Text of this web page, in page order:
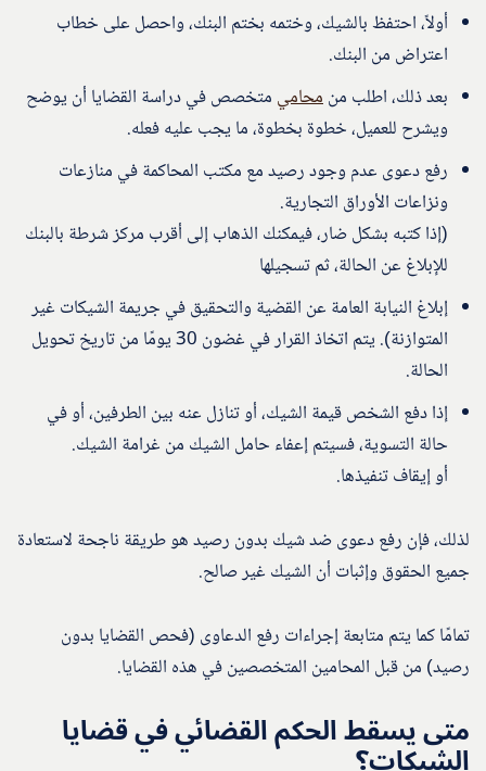
أولاً، احتفظ بالشيك، وختمه بختم البنك، واحصل على خطاب
اعتراض من البنك.
بعد ذلك، اطلب منمحامي متخصص في دراسة القضايا أن يوضح
ويشرح للعميل، خطوة بخطوة، ما يجب عليه فعله.
رفع دعوى عدم وجود رصيد مع مكتب المحاكمة في منازعات
ونزاعات الأوراق التجارية.
(إذا كتبه بشكل ضار، فيمكنك الذهاب إلى أقرب مركز شرطة بالبنك
للإبلاغ عن الحالة، ثم تسجيلها
إبلاغ النيابة العامة عن القضية والتحقيق في جريمة الشيكات غير
المتوازنة). يتم اتخاذ القرار في غضون 30 يومًا من تاريخ تحويل
الحالة.
إذا دفع الشخص قيمة الشيك، أو تنازل عنه بين الطرفين، أو في
حالة التسوية، فسيتم إعفاء حامل الشيك من غرامة الشيك.
أو إيقاف تنفيذها.
لذلك، فإن رفع دعوى ضد شيك بدون رصيد هو طريقة ناجحة لاستعادة
جميع الحقوق وإثبات أن الشيك غير صالح.
تمامًا كما يتم متابعة إجراءات رفع الدعاوى (فحص القضايا بدون
رصيد) من قبل المحامين المتخصصين في هذه القضايا.
متى يسقط الحكم القضائي في قضايا